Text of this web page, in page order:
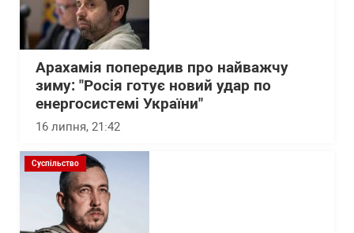
Арахамія попередив про найважчу
зиму: "Росія готує новий удар по
енергосистемі України"
16 липня, 21:42
Суспільство